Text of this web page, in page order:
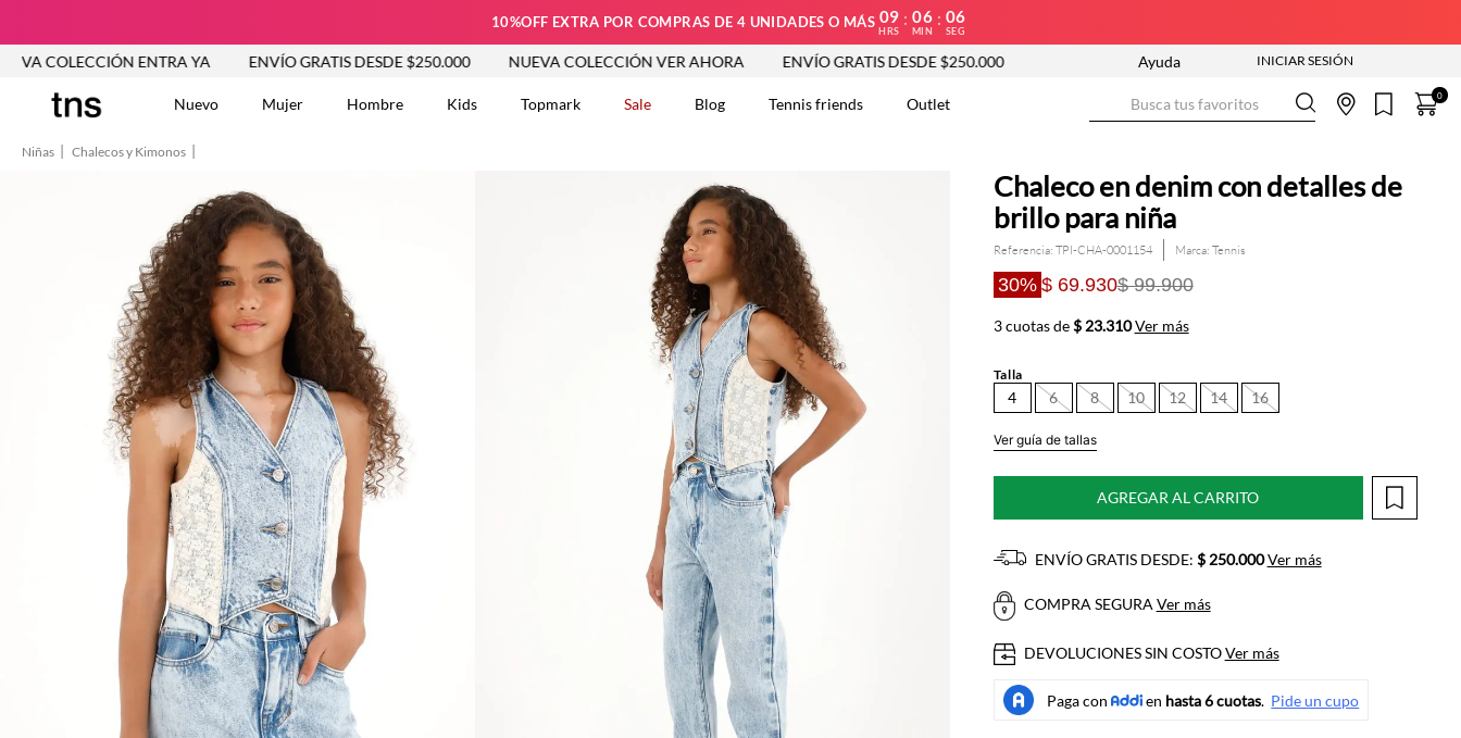
10%OFF EXTRA POR COMPRAS DE 4 UNIDADES O MÁS 09
HRS
: 06
MIN
: 05
SEG
ENTRA YA ENVÍO GRATIS DESDE $250.000 NUEVA COLECCIÓN VER AHORA ENVÍO GRATIS DESDE $250.000 NUEVA COLECCIÓN ENTRA YA ENVÍO GRATIS DESDE $250.000
Ayuda
Nuevo Mujer Hombre Kids Topmark Sale Blog Tennis friends Outlet 0
Niñas Chalecos y Kimonos
Chaleco en denim con detalles de
brillo para niña
Referencia: TPI-CHA-0001154 Tennis
30% $ 69.930$ 99.900
3 cuotas de$ 23.310 Ver más
Talla
4 6 8 10 12 14 16
Ver guía de tallas
AGREGAR AL CARRITO
ENVÍO GRATIS DESDE: $ 250.000 Ver más
COMPRA SEGURA Ver más
DEVOLUCIONES SIN COSTOVer más
3.
4. Blusas
5 Chaleco
6 Falda
7. Chaqueta
8. Vestido
9 Short
10. Camisetas Mujer